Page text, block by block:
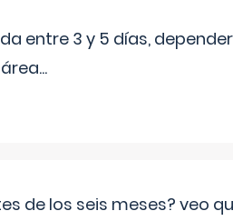
entre 3 y 5 días,
...
de los seis meses? veo